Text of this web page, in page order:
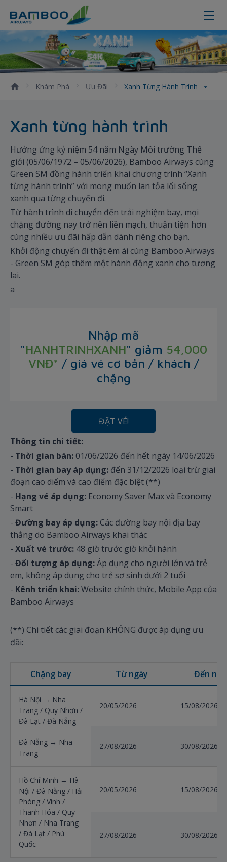
Xanh từng hành trình
Khám Phá Ưu Đãi Xanh Từng Hành Trình
Xanh từng hành trình
Hưởng ứng kỷ niệm 54 năm Ngày Môi trường Thế
giới (05/06/1972 – 05/06/2026), Bamboo Airways cùng
Green SM đồng hành triển khai chương trình “Xanh
từng hành trình” với mong muốn lan tỏa lối sống
xanh qua từng chuyến đi.
Từ hành trình di chuyển đến trải nghiệm bay, mọi
chặng đường nay trở nên liền mạch, thuận tiện hơn
cùng nhiều ưu đãi hấp dẫn dành riêng cho bạn.
Khởi động chuyến đi thật êm ái cùng Bamboo Airways
- Green SM góp thêm một hành động xanh cho tương
lai.
a
Nhập mã
"HANHTRINHXANH" giảm 54,000
VNĐ* / giá vé cơ bản / khách /
chặng
ĐẶT VÉ!
Thông tin chi tiết:
- Thời gian bán: 01/06/2026 đến hết ngày 14/06/2026
- Thời gian bay áp dụng: đến 31/12/2026 loại trừ giai
đoạn cao diểm và cao điểm đặc biệt (**)
- Hạng vé áp dụng: Economy Saver Max và Economy
Smart
- Đường bay áp dụng: Các đường bay nội địa bay
thẳng do Bamboo Airways khai thác
- Xuất vé trước: 48 giờ trước giờ khởi hành
- Đối tượng áp dụng:Áp dụng cho người lớn và trẻ
em, không áp dụng cho trẻ sơ sinh dưới 2 tuổi
- Kênh triển khai:Website chính thức, Mobile App của
Bamboo Airways
(**) Chi tiết các giai đoạn KHÔNG được áp dụng ưu
đãi:
Chặng bay Từ ngày Đến
Hà Nội → Nha
Trang / Quy Nhơn /
Đà Lạt / Đà Nẵng
Đà Nẵng → Nha
Trang
20/05/2026 15/08/2026
27/08/2026 30/08/2026
Hồ Chí Minh → Hà
Nội / Đà Nẵng / Hải
Phòng / Vinh /
Thanh Hóa / Quy
Nhơn / Nha Trang
/ Đà Lạt / Phú
Quốc
20/05/2026 15/08/2026
27/08/2026 30/08/2026